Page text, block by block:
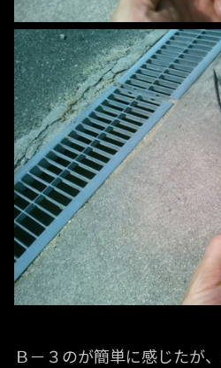
Ｂ－３のが簡単に感じたが